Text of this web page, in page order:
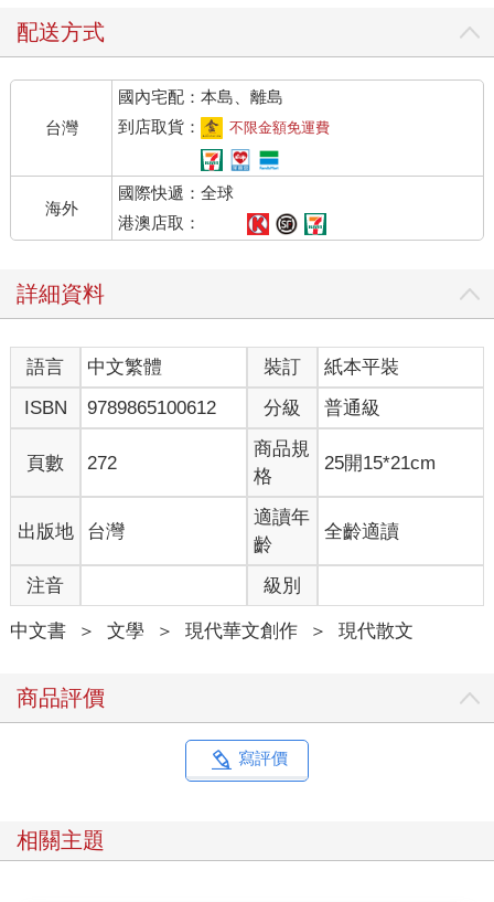
力的濃厚、黑巧克力的醇香或某種加入榛果或開心果的舶來口
巧克力山頭，人生終究難逃一抔黃土。
花上了好幾十個夏天，禿頂的、茵綠的、顛倒的季節都一一
走過，曾經最討厭寫旅行文章的我，卻怎麼也壓不住一些地景氳
氣般的召喚，深怕不寫便無從記下，雖然能寫下的人事再真，也
只是仿真。一直以來，我經常在閱讀他人寫下的街巷、轉彎、迷
走與巧遇間，伴隨那些完整至牌號的街名與精確的吃食形貌，於
書頁中浮起一個個大小問號，什麼樣的記憶才能把一次旅程如此
旅程，在後來都成為了被分割至塊狀的片段，像是微波食品那
樣，在逼逼聲中旋轉後，最多只還原了當時十分之一的氣味。
好長一段時間，無法還原的體感，也將我的創作切割分塊，
必須不斷自問：「我能寫嗎？」有些靈感的瞬間，會覺得自己寫
下了非得轉身給咖啡館鄰座陌生女子也看看的字，但大多時候，
只是無聲敲打。從「我能寫嗎」成了「還要寫嗎」，從寫給自己
變作了寫給他人，若有人在我人生此刻，提問來者何人？大概我
只能答以賣字的人，而非寫字的人，就這麼跨越三十。
不能寫的時候，我把自己放在外頭，一邊走過巧克力山丘，
一邊在心內高唱李宗盛的《山丘》數遍。在大海裡與鯨鯊浮潛，
摸遍世界各地的狗子，搶到王菲演唱會門票的那些瞬間，都曾覺
得就這麼不寫也沒關係了。世間沒有第二個千呼萬喚始出來的鍾
曉陽，我所翻滾的這個時代早沒有傳奇，也願人生沒有遺恨。
第一次覺得不能寫的瞬間，是在拉薩哲蚌寺，二月冷如刀
劍，每一座寺廟都像包場，除了我與同行友人便只剩僧人。比起
的重重灰塵，哲蚌是彩色的，雪白、黑金與佛紅。總聽人說，那
般的宗教聖地，能令人超脫俗世俗事。它是我第一座藏傳寺廟，
移，一年不過幾十公尺，好比歲月不動。我在哲蚌某座殿頂，看
僧人晾曬出衣物，鋪成一片花綠燦紅，不知道有沒有超脫什麼世
配送方式
台灣
國內宅配：本島、離島
到店取貨：
不限金額免運費
海外
國際快遞：全球
港澳店取：
詳細資料
語言 中文繁體 裝訂
紙本平裝
ISBN
9789865100612 分級 普通級
頁數 272
商品規
格
25開15*21cm
出版地 台灣
適讀年
齡
全齡適讀
注音 級別
中文書 ＞ 文學 ＞ 現代華文創作 ＞ 現代散文
商品評價
寫評價
相關主題